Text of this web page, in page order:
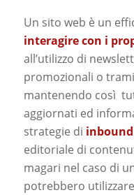
Un sito web è un
interagire con i
all’utilizzo di
promozionali o
mantenendo così
aggiornati ed
strategie di
editoriale di
magari nel caso di
potrebbero